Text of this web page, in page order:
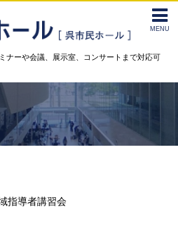
ナーや会議、展示室、コンサートまで対応可
指導者講習会
MENU